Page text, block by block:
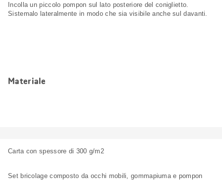
Incolla un piccolo pompon sul lato posteriore del coniglietto.
Sistemalo lateralmente in modo che sia visibile anche sul davanti.
Materiale
Carta con spessore di 300 g/m2
Set bricolage composto da occhi mobili, gommapiuma e pompon